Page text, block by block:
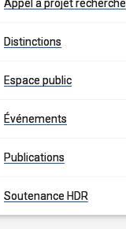
Appel à projet recherche
Distinctions
Espace public
Événements
Publications
Soutenance HDR